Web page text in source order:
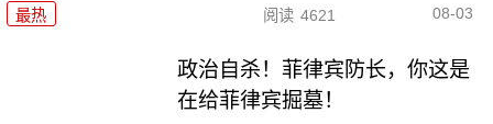
最热 阅读 4621 08-03
政治自杀！菲律宾防长，你这是
在给菲律宾掘墓！